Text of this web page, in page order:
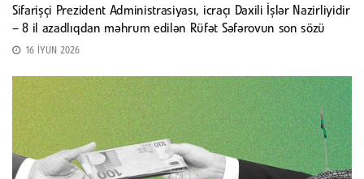
Sifarişçi Prezident Administrasiyası, icraçı Daxili İşlər Nazirliyidir
– 8 il azadlıqdan məhrum edilən Rüfət Səfərovun son sözü
16 İYUN 2026